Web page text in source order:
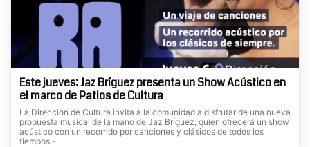
Este jueves: Jaz Bríguez presenta un Show Acústico en
el marco de Patios de Cultura
La Dirección de Cultura invita a la comunidad a disfrutar de una nueva
propuesta musical de la mano de Jaz Bríguez, quien ofrecerá un show
acústico con un recorrido por canciones y clásicos de todos los
tiempos.-